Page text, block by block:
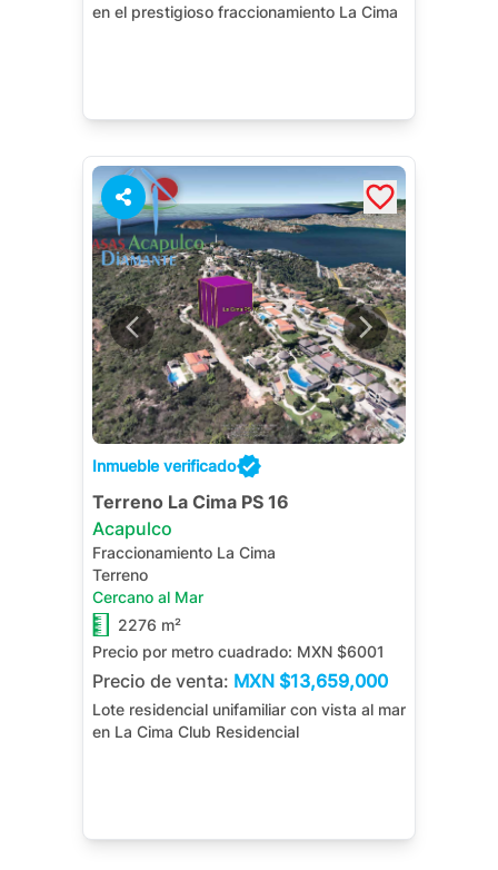
en el prestigioso fraccionamiento La Cima
Inmueble verificado
Terreno La Cima PS 16
Acapulco
Fraccionamiento La Cima
Terreno
Cercano al Mar
2276 m²
Precio por metro cuadrado: MXN $6001
Precio de venta: MXN $13,659,000
Lote residencial unifamiliar con vista al mar
en La Cima Club Residencial